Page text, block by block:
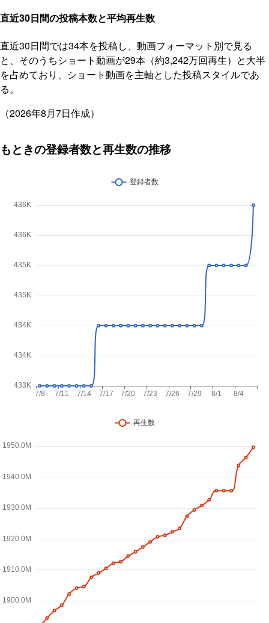
直近30日間の投稿本数と平均再生数
直近30日間では34本を投稿し、動画フォーマット別で見る
と、そのうちショート動画が29本（約3,242万回再生）と大半
を占めており、ショート動画を主軸とした投稿スタイルであ
る。
（2026年8月7日作成）
もときの登録者数と再生数の推移